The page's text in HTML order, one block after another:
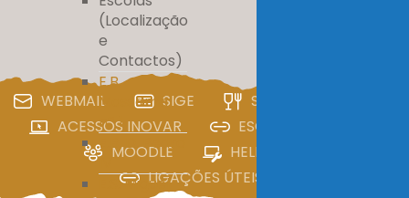
(Localização
e
Contactos)
E.B.
Massamá
nº 1
E.B. D. Pedro
IV
E.S. Miguel
WEBMAIL SIGE SIGA
ACESSOS INOVAR
ESCOLA DIGITAL
MOODLE
HELPDESK
LIGAÇÕES ÚTEIS